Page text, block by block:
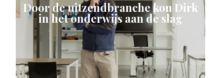
Door de uitzendbranche kon Dirk
in het onderwijs aan de slag